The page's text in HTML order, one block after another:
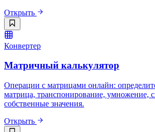
Открыть
Конвертер
Матричный калькулятор
Операции с матрицами онлайн:
матрица, транспонирование, умножение,
собственные значения.
Открыть